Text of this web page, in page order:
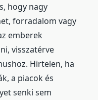
hogy nagy
forradalom vagy
emberek
visszatérve
Hirtelen, ha
a piacok és
senki sem